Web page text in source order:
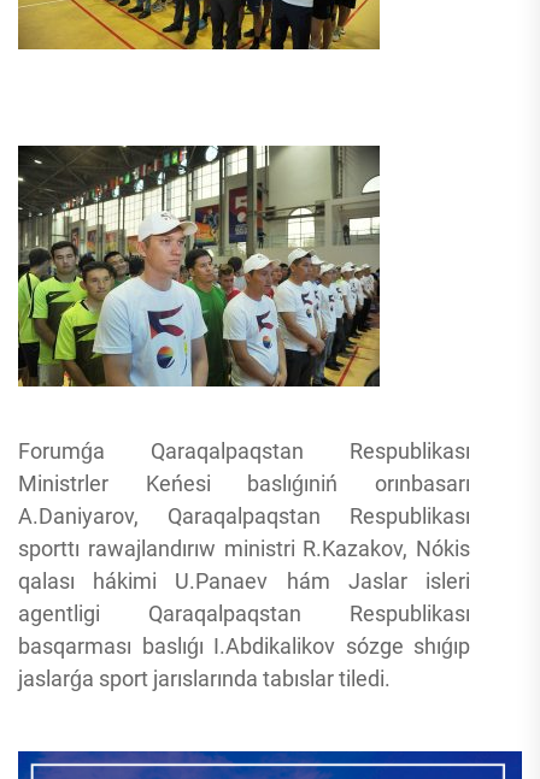
Forumǵa Qaraqalpaqstan Respublikası
Ministrler Keńesi baslıǵıniń orınbasarı
A.Daniyarov, Qaraqalpaqstan Respublikası
sporttı rawajlandırıw ministri R.Kazakov, Nókis
qalası hákimi U.Panaev hám Jaslar isleri
agentligi Qaraqalpaqstan Respublikası
basqarması baslıǵı I.Abdikalikov sózge shıǵıp
jaslarǵa sport jarıslarında tabıslar tiledi.